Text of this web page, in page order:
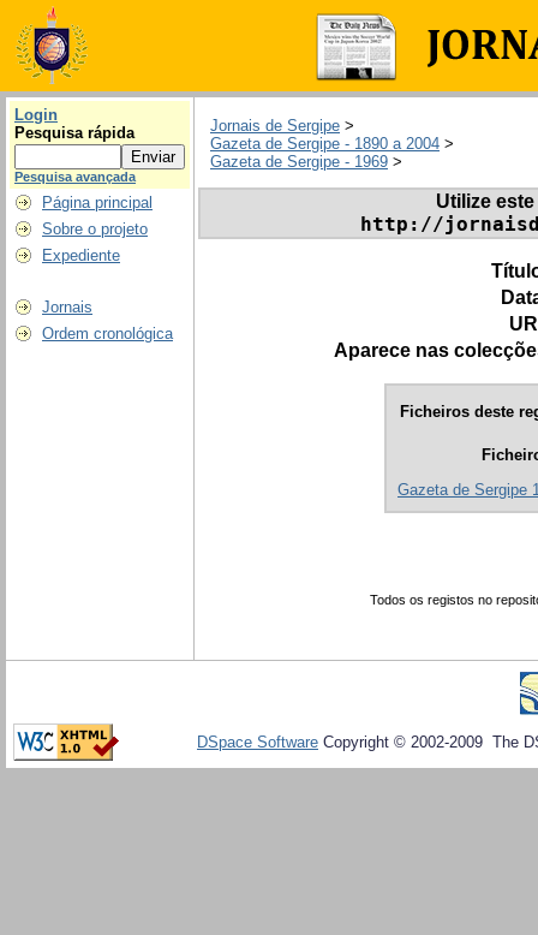
Login
Pesquisa rápida
Pesquisa avançada
Página principal
Sobre o projeto
Expediente
Jornais
Ordem cronológica
Jornais de Sergipe >
Gazeta de Sergipe - 1890 a 2004 >
Gazeta de Sergipe - 1969 >
Utilize
http://
Aparece nas
Ficheiros deste
Gazeta de Sergipe
Todos os registos no
DSpace Software Copyright © 2002-2009 The